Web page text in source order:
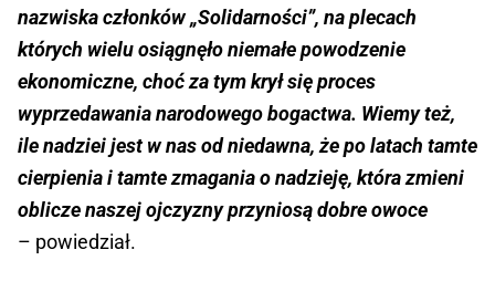
nazwiska członków „Solidarności”, na plecach
których wielu osiągnęło niemałe powodzenie
ekonomiczne, choć za tym krył się proces
wyprzedawania narodowego bogactwa. Wiemy też,
ile nadziei jest w nas od niedawna, że po latach tamte
cierpienia i tamte zmagania o nadzieję, która zmieni
oblicze naszej ojczyzny przyniosą dobre owoce
– powiedział.